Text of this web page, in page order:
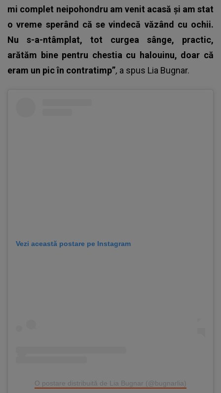
mi complet neipohondru am venit acasă și am stat
o vreme sperând că se vindecă văzând cu ochii.
Nu s-a-ntâmplat, tot curgea sânge, practic,
arătăm bine pentru chestia cu halouinu, doar că
eram un pic în contratimp”, a spus Lia Bugnar.
Vezi această postare pe Instagram
O postare distribuită de Lia Bugnar (@bugnarlia)